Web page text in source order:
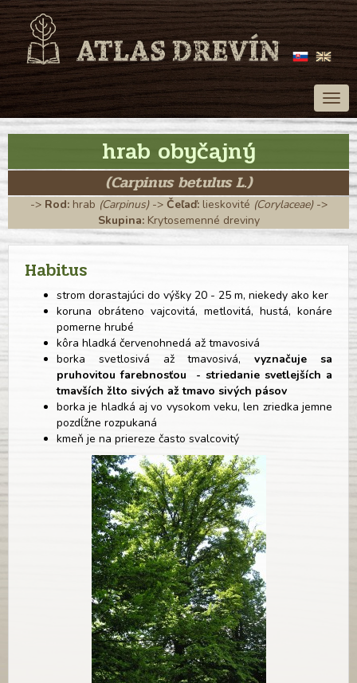
hrab obyčajný
(Carpinus betulus L.)
-> Rod: hrab (Carpinus)-> Čeľaď: lieskovité (Corylaceae)->
Skupina: Krytosemenné dreviny
Habitus
strom dorastajúci do výšky 20 - 25 m, niekedy ako ker
koruna obráteno vajcovitá, metlovitá, hustá, konáre
pomerne hrubé
kôra hladká červenohnedá až tmavosivá
borka svetlosivá až tmavosivá, vyznačuje sa
pruhovitou farebnosťou - striedanie svetlejších a
tmavších žlto sivých až tmavo sivých pásov
borka je hladká aj vo vysokom veku, len zriedka jemne
pozdĺžne rozpukaná
kmeň je na priereze často svalcovitý